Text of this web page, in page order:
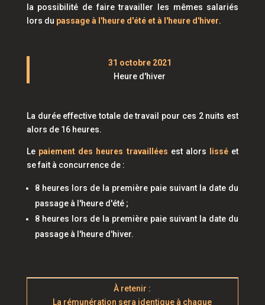
la possibilité de faire travailler les mêmes salariés
lors du passage à l'heure d'été et à l'heure d'hiver.
31 octobre 2021
Heure d'hiver
La durée effective totale de travail pour ces 2 nuits est
alors de 16 heures.
Le paiement des heures travaillées est alors lissé et
se fait à concurrence de :
8 heures lors de la première paie suivant la date du
passage à l'heure d'été ;
8 heures lors de la première paie suivant la date du
passage à l'heure d'hiver.
À retenir :
La rémunération sera identique à chaque